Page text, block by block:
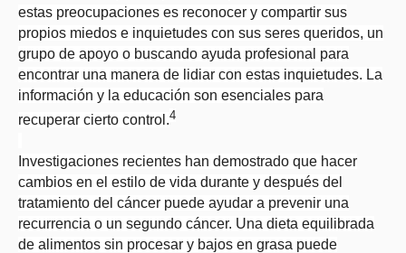
estas preocupaciones es reconocer y compartir sus
propios miedos e inquietudes con sus seres queridos, un
grupo de apoyo o buscando ayuda profesional para
encontrar una manera de lidiar con estas inquietudes. La
información y la educación son esenciales para
recuperar cierto control.4
Investigaciones recientes han demostrado que hacer
cambios en el estilo de vida durante y después del
tratamiento del cáncer puede ayudar a prevenir una
recurrencia o un segundo cáncer. Una dieta equilibrada
de alimentos sin procesar y bajos en grasa puede